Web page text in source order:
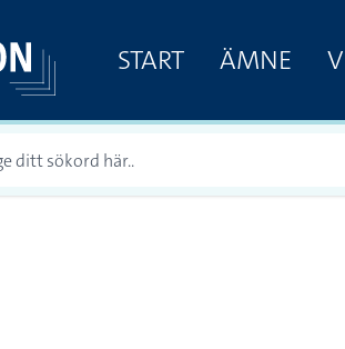
START ÄMNE